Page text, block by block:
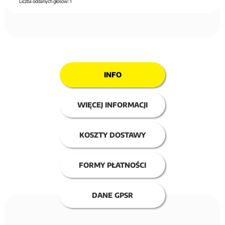
INFO
WIĘCEJ INFORMACJI
KOSZTY DOSTAWY
FORMY PŁATNOŚCI
DANE GPSR